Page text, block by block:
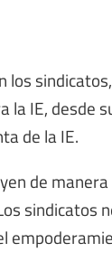
la IE, desde
de la IE.
de manera
sindicatos